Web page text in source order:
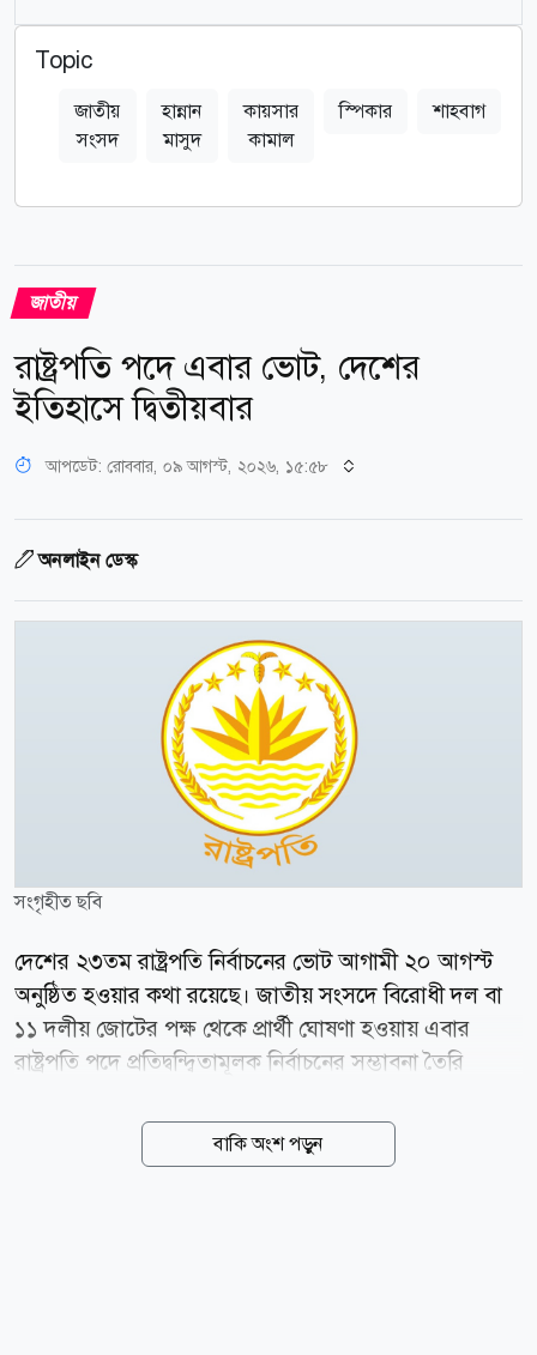
Topic
জাতীয়
সংসদ
হান্নান
মাসুদ
কায়সার
কামাল
স্পিকার শাহবাগ
জাতীয়
রাষ্ট্রপতি পদে এবার ভোট, দেশের
ইতিহাসে দ্বিতীয়বার
আপডেট: রোববার, ০৯ আগস্ট, ২০২৬, ১৫:৫৮
অনলাইন ডেস্ক
সংগৃহীত ছবি
দেশের ২৩তম রাষ্ট্রপতি নির্বাচনের ভোট আগামী ২০ আগস্ট
অনুষ্ঠিত হওয়ার কথা রয়েছে। জাতীয় সংসদে বিরোধী দল বা
১১ দলীয় জোটের পক্ষ থেকে প্রার্থী ঘোষণা হওয়ায় এবার
রাষ্ট্রপতি পদে প্রতিদ্বন্দ্বিতামূলক নির্বাচনের সম্ভাবনা তৈরি
সময়সীমা শেষ না হওয়া পর্যন্ত চূড়ান্তভাবে নির্বাচনে কতজন
প্রার্থী থাকছেন, তা নিশ্চিত নয়। রোববার (০৯ আগস্ট) দুপুরে
বাকি অংশ পড়ুন